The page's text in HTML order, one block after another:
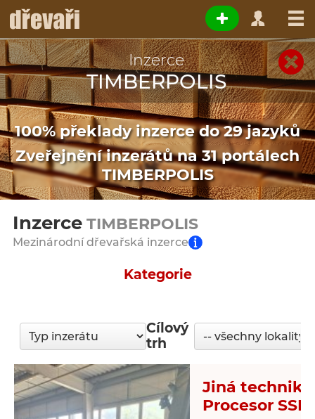
Inzerce
TIMBERPOLIS
100% překlady inzerce do 29 jazyků
Zveřejnění inzerátů na 31 portálech
TIMBERPOLIS
Inzerce TIMBERPOLIS
Mezinárodní dřevařská inzerce
Kategorie
Cílový
trh
Jiná technika
Procesor